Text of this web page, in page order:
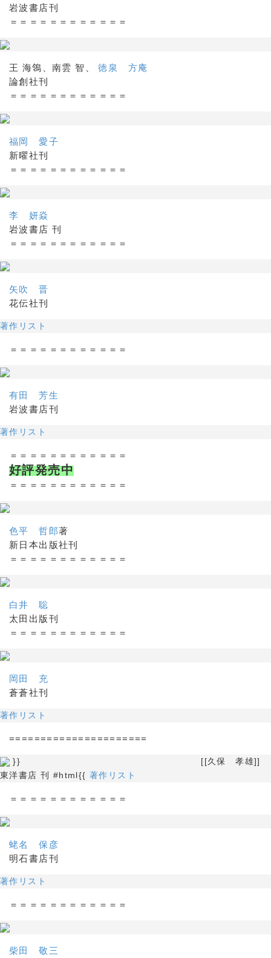
岩波書店刊
＝＝＝＝＝＝＝＝＝＝＝＝
王 海鴒、南雲 智、徳泉 方庵
論創社刊
＝＝＝＝＝＝＝＝＝＝＝＝
福岡 愛子
新曜社刊
＝＝＝＝＝＝＝＝＝＝＝＝
李 妍焱
岩波書店 刊
＝＝＝＝＝＝＝＝＝＝＝＝
矢吹 晋
花伝社刊
著作リスト
＝＝＝＝＝＝＝＝＝＝＝＝
有田 芳生
岩波書店刊
著作リスト
＝＝＝＝＝＝＝＝＝＝＝＝
好評発売中
＝＝＝＝＝＝＝＝＝＝＝＝
色平 哲郎著
新日本出版社刊
＝＝＝＝＝＝＝＝＝＝＝＝
白井 聡
太田出版刊
＝＝＝＝＝＝＝＝＝＝＝＝
岡田 充
蒼蒼社刊
著作リスト
======================
}} [[久保 孝雄]]
東洋書店 刊 #html{{ 著作リスト
＝＝＝＝＝＝＝＝＝＝＝＝
蛯名 保彦
明石書店刊
著作リスト
＝＝＝＝＝＝＝＝＝＝＝＝
柴田 敬三